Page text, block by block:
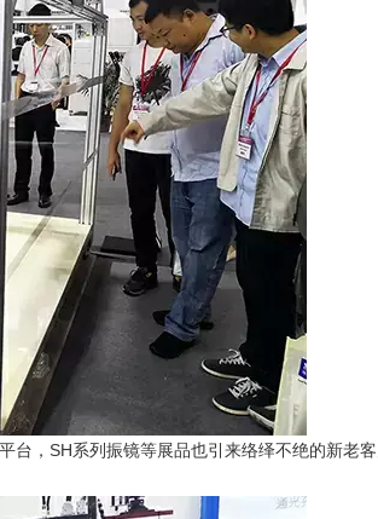
台，SH系列振镜等展品也引来络绎不绝的新老